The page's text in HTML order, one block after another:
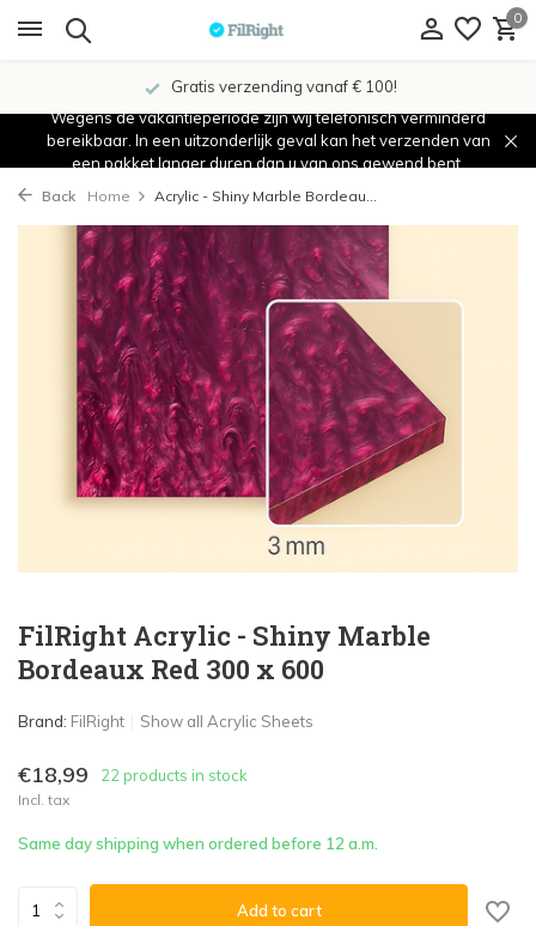
0
Gratis verzending vanaf € 100!
Wegens de vakantieperiode zijn wij telefonisch verminderd
bereikbaar. In een uitzonderlijk geval kan het verzenden van
een pakket langer duren dan u van ons gewend bent.
Back Home Acrylic - Shiny Marble Bordeau...
FilRight Acrylic - Shiny Marble
Bordeaux Red 300 x 600
Brand: FilRight Show all Acrylic Sheets
€18,99 22 products in stock
Incl. tax
Same day shipping when ordered before 12 a.m.
Add to cart